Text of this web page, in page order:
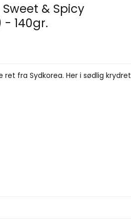
& Spicy
- 140gr.
ret fra Sydkorea. Her i sødlig krydret